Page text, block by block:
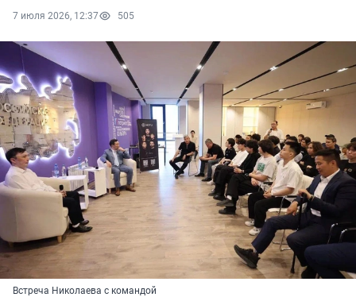
7 июля 2026, 12:37 505
Встреча Николаева с командой